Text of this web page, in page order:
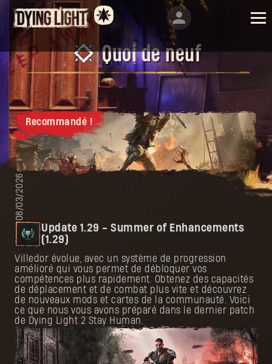
Quoi de neuf
08/03/2026
Update 1.29 - Summer of Enhancements
(1.29)
Villedor évolue, avec un système de progression
amélioré qui vous permet de débloquer vos
compétences plus rapidement. Obtenez des capacités
de déplacement et de combat plus vite et découvrez
de nouveaux mods et cartes de la communauté. Voici
ce que nous vous avons préparé dans le dernier patch
de Dying Light 2 Stay Human.
Recommandé !